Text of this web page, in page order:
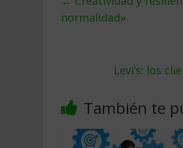
normalidad»
Levi’s: los
También te